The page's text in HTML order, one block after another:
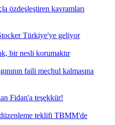
özdeşleştiren kavramları
Türkiye'ye geliyor
bir nesli korumaktır
faili meçhul kalmasına
Fidan'a teşekkür!
teklifi TBMM'de